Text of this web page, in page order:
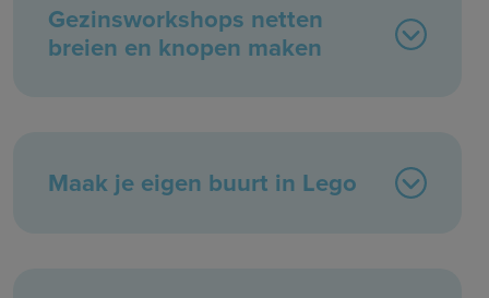
Gezinsworkshops netten
breien en knopen maken
Maak je eigen buurt in Lego